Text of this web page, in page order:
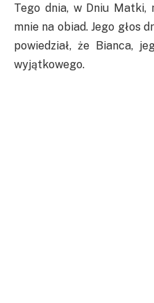
Tego dnia, w Dniu Matki,
mnie na obiad. Jego głos
powiedział, że Bianca,
wyjątkowego.